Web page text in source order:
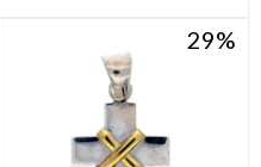
29